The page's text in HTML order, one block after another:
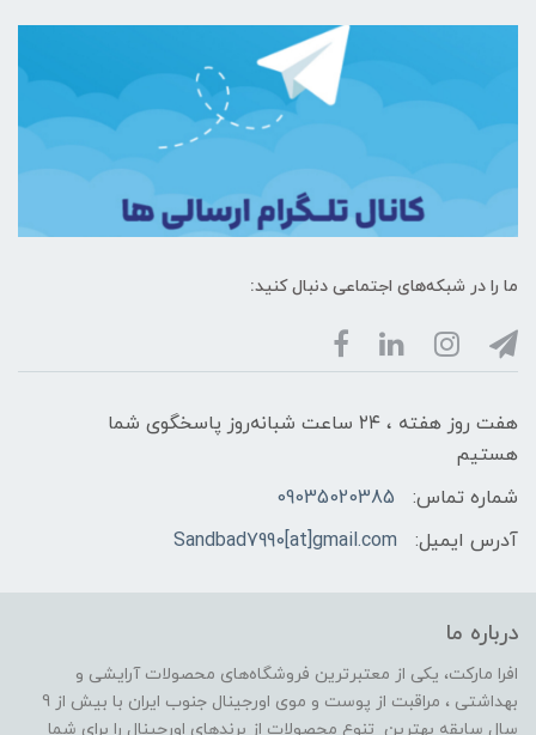
ما را در شبکه‌های اجتماعی دنبال کنید:
هفت روز هفته ، ۲۴ ساعت شبانه‌روز پاسخگوی شما
هستیم
شماره تماس:
09035020385
آدرس ایمیل:
Sandbad7990[at]gmail.com
درباره ما
افرا مارکت، یکی از معتبرترین فروشگاه‌های محصولات آرایشی و
بهداشتی ، مراقبت از پوست و موی اورجینال جنوب ایران با بیش از 9
سال سابقه بهترین تنوع محصولات از برندهای اورجینال را برای شما